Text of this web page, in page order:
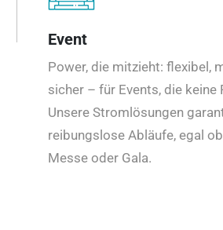
Event
Power, die mitzieht: flexibel,
sicher – für Events, die keine
Unsere Stromlösungen
reibungslose Abläufe, egal
Messe oder Gala.